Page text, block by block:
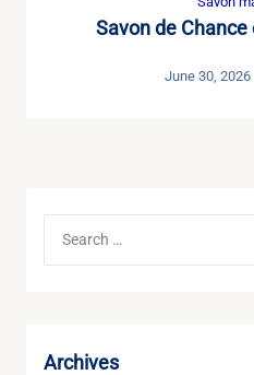
Savon de
June 30, 2026
Archives